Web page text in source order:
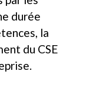
durée
la
du CSE